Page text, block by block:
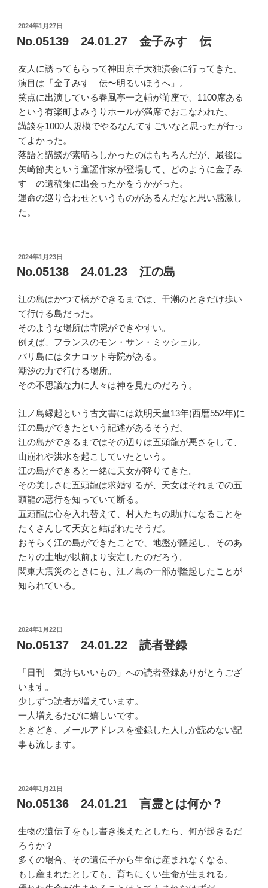
投
稿
日:
2024年1月27日
No.05139 24.01.27 金子みすゞ伝
友人に誘ってもらって神田京子大独演会に行ってきた。
演目は「金子みすゞ伝〜明るいほうへ」。
笑点に出演している春風亭一之輔が前座で、1100席ある
という有楽町よみうりホールが満席でおこなわれた。
講談を1000人規模でやるなんてすごいなと思ったが行っ
てよかった。
落語と講談が素晴らしかったのはもちろんだが、最後に
矢崎節夫という童謡作家が登場して、どのように金子み
すゞの遺稿集に出会ったかをうかがった。
運命の巡り合わせというものがあるんだなと思い感激し
た。
投
稿
日:
2024年1月23日
No.05138 24.01.23 江の島
江の島はかつて橋ができるまでは、干潮のときだけ歩い
て行ける島だった。
そのような場所は寺院ができやすい。
例えば、フランスのモン・サン・ミッシェル。
バリ島にはタナロット寺院がある。
潮汐の力で行ける場所。
その不思議な力に人々は神を見たのだろう。
江ノ島縁起という古文書には欽明天皇13年(西暦552年)に
江の島ができたという記述があるそうだ。
江の島ができるまではその辺りは五頭龍が悪さをして、
山崩れや洪水を起こしていたという。
江の島ができると一緒に天女が降りてきた。
その美しさに五頭龍は求婚するが、天女はそれまでの五
頭龍の悪行を知っていて断る。
五頭龍は心を入れ替えて、村人たちの助けになることを
たくさんして天女と結ばれたそうだ。
おそらく江の島ができたことで、地盤が隆起し、そのあ
たりの土地が以前より安定したのだろう。
関東大震災のときにも、江ノ島の一部が隆起したことが
知られている。
投
稿
日:
2024年1月22日
No.05137 24.01.22 読者登録
「日刊 気持ちいいもの」への読者登録ありがとうござ
います。
少しずつ読者が増えています。
一人増えるたびに嬉しいです。
ときどき、メールアドレスを登録した人しか読めない記
事も流します。
投
稿
日:
2024年1月21日
No.05136 24.01.21 言霊とは何か？
生物の遺伝子をもし書き換えたとしたら、何が起きるだ
ろうか？
多くの場合、その遺伝子から生命は産まれなくなる。
もし産まれたとしても、育ちにくい生命が生まれる。